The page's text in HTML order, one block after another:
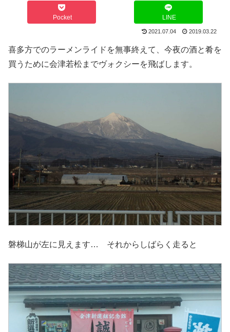
Pocket LINE
2021.07.04 2019.03.22
喜多方でのラーメンライドを無事終えて、今夜の酒と肴を
買うために会津若松までヴォクシーを飛ばします。
磐梯山が左に見えます… それからしばらく走ると